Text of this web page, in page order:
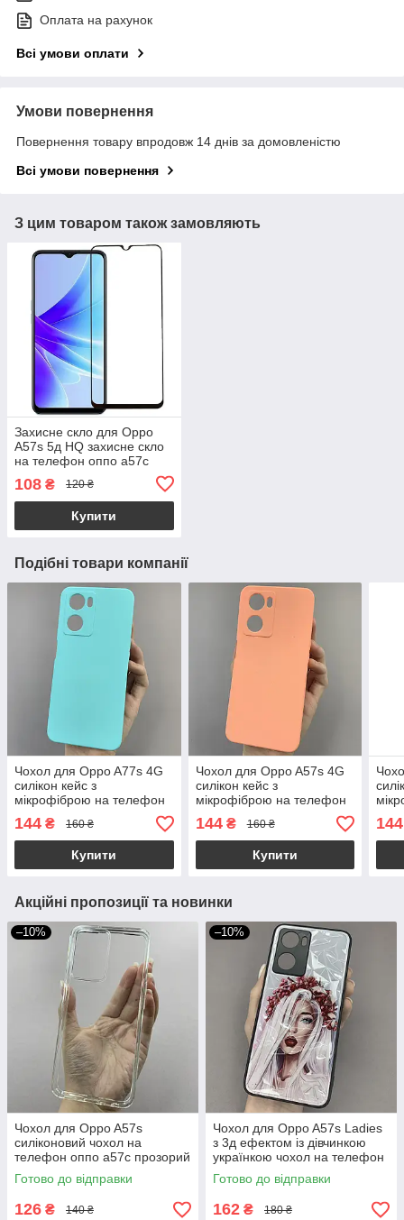
Оплата на рахунок
Всі умови оплати
Умови повернення
Повернення товару впродовж 14 днів за домовленістю
Всі умови повернення
З цим товаром також замовляють
Захисне скло для Oppo
A57s 5д HQ захисне скло
на телефон оппо а57с
108 ₴ 120 ₴
Купити
Подібні товари компанії
Чохол для Oppo A77s 4G
силікон кейс з
мікрофіброю на телефон
оппо а77с 4г бірюзовий
o3c
144 ₴ 160 ₴
Купити
Чохол для Oppo A57s 4G
силікон кейс з
мікрофіброю на телефон
оппо а57с 4г персиковий
o3c
144₴ 160 ₴
Купити
144
Акційні пропозиції та новинки
–10%
Чохол для Oppo A57s
силіконовий чохол на
телефон оппо а57с прозорий
NSP
Готово до відправки
126 ₴ 140 ₴
–10%
Чохол для Oppo A57s Ladies
з 3д ефектом із дівчинкою
українкою чохол на телефон
оппо а57с білий
Готово до відправки
162 ₴ 180 ₴